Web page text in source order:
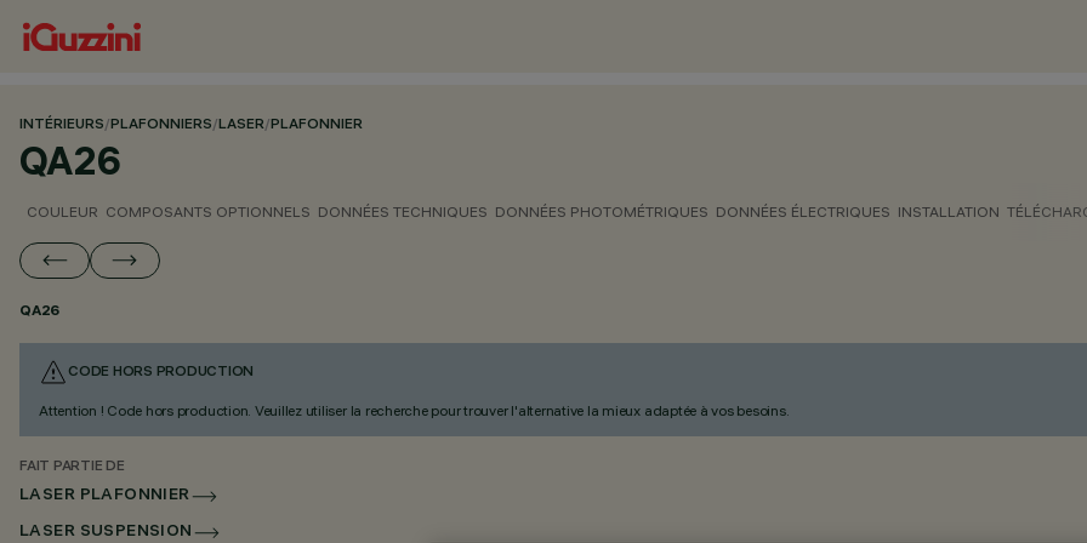
INTÉRIEURS/PLAFONNIERS/LASER/PLAFONNIER
QA26
COULEUR COMPOSANTS OPTIONNELS DONNÉES TECHNIQUES DONNÉES PHOTOMÉTRIQUES DONNÉES ÉLECTRIQUES INSTALLATION
QA26
CODE HORS PRODUCTION
Attention ! Code hors production. Veuillez utiliser la recherche pour trouver l'alternative la mieux adaptée à vos besoins.
FAIT PARTIE DE
LASER PLAFONNIER
LASER SUSPENSION